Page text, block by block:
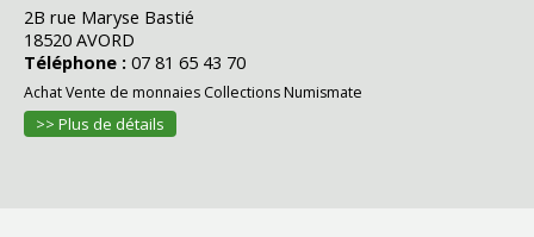
2B rue Maryse Bastié
18520 AVORD
Téléphone : 07 81 65 43 70
Achat Vente de monnaies Collections Numismate
>> Plus de détails